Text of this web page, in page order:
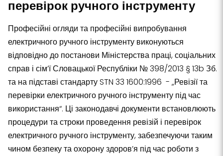
перевірок ручного інструменту
Професійні огляди та професійні випробування
електричного ручного інструменту виконуються
відповідно до постанови Міністерства праці, соціальних
справ і сім’ї Словацької Республіки № 398/2013 § 13b Зб.
та на підставі стандарту STN 33 1600:1996 - „Ревізії та
перевірки електричного ручного інструменту під час
використання“. Ці законодавчі документи встановлюють
процедури та строки проведення ревізій і перевірок
електричного ручного інструменту, забезпечуючи таким
чином безпеку та охорону здоров’я під час роботи з